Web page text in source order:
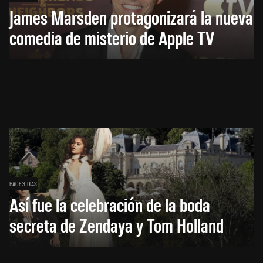
James Marsden protagonizará la nueva
comedia de misterio de Apple TV
HACE 3 DÍAS
Así fue la celebración de la boda
secreta de Zendaya y Tom Holland